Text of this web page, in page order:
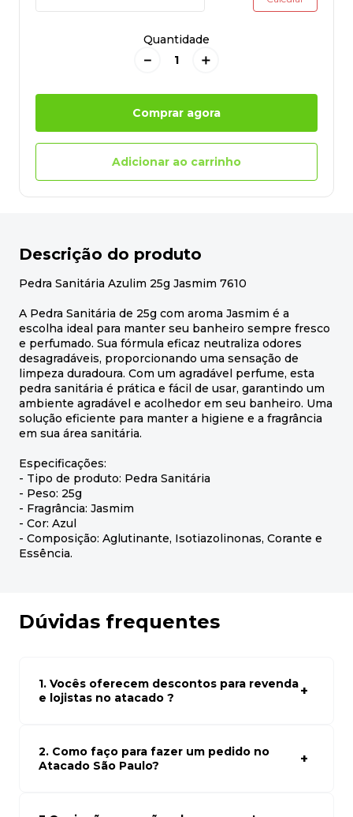
Quantidade
＋
－
Comprar agora
Adicionar ao carrinho
Descrição do produto
Pedra Sanitária Azulim 25g Jasmim 7610
A Pedra Sanitária de 25g com aroma Jasmim é a
escolha ideal para manter seu banheiro sempre fresco
e perfumado. Sua fórmula eficaz neutraliza odores
desagradáveis, proporcionando uma sensação de
limpeza duradoura. Com um agradável perfume, esta
pedra sanitária é prática e fácil de usar, garantindo um
ambiente agradável e acolhedor em seu banheiro. Uma
solução eficiente para manter a higiene e a fragrância
em sua área sanitária.
Especificações:
- Tipo de produto: Pedra Sanitária
- Peso: 25g
- Fragrância: Jasmim
- Cor: Azul
- Composição: Aglutinante, Isotiazolinonas, Corante e
Essência.
Dúvidas frequentes
1. Vocês oferecem descontos para revenda
e lojistas no atacado ?
atacado empresas e compre com os melhores preços
para seu modelo de negócio
2. Como faço para fazer um pedido no
Atacado São Paulo?